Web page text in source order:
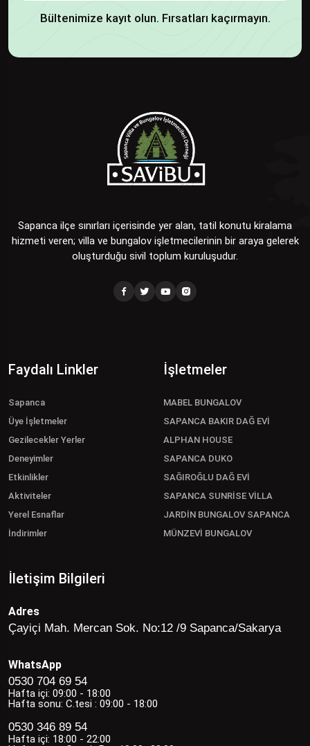
Bültenimize kayıt olun. Fırsatları kaçırmayın.
Sapanca ilçe sınırları içerisinde yer alan, tatil konutu kiralama
hizmeti veren; villa ve bungalov işletmecilerinin bir araya gelerek
oluşturduğu sivil toplum kuruluşudur.
Faydalı Linkler
Sapanca
Üye İşletmeler
Gezilecekler Yerler
Deneyimler
Etkinlikler
Aktiviteler
Yerel Esnaflar
İndirimler
İşletmeler
MABEL BUNGALOV
SAPANCA BAKIR DAĞ EVİ
ALPHAN HOUSE
SAPANCA DUKO
SAĞIROĞLU DAĞ EVİ
SAPANCA SUNRİSE VİLLA
JARDİN BUNGALOV SAPANCA
MÜNZEVİ BUNGALOV
İletişim Bilgileri
Adres
Çayiçi Mah. Mercan Sok. No:12 /9 Sapanca/Sakarya
WhatsApp
0530 704 69 54
Hafta içi: 09:00 - 18:00
Hafta sonu: C.tesi : 09:00 - 18:00
0530 346 89 54
Hafta içi: 18:00 - 22:00